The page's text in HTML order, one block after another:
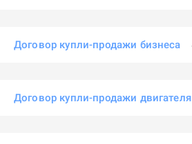
Договор купли-продажи бизнеса
Договор купли-продажи двигателя